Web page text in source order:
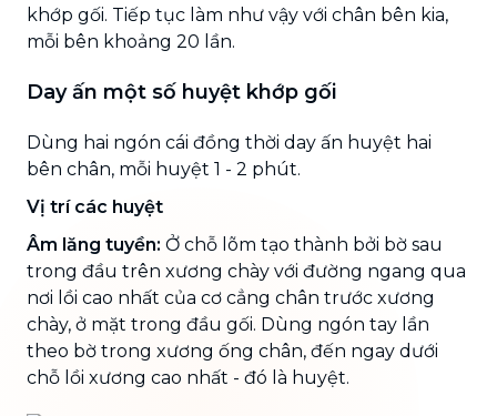
khớp gối. Tiếp tục làm như vậy với chân bên kia,
mỗi bên khoảng 20 lần.
Day ấn một số huyệt khớp gối
Dùng hai ngón cái đồng thời day ấn huyệt hai
bên chân, mỗi huyệt 1 - 2 phút.
Vị trí các huyệt
Âm lăng tuyền: Ở chỗ lõm tạo thành bởi bờ sau
trong đầu trên xương chày với đường ngang qua
nơi lồi cao nhất của cơ cẳng chân trước xương
chày, ở mặt trong đầu gối. Dùng ngón tay lần
theo bờ trong xương ống chân, đến ngay dưới
chỗ lồi xương cao nhất - đó là huyệt.